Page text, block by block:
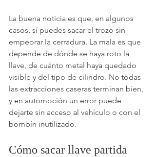
La buena noticia es que, en algunos
casos, sí puedes sacar el trozo sin
empeorar la cerradura. La mala es que
depende de dónde se haya roto la
llave, de cuánto metal haya quedado
visible y del tipo de cilindro. No todas
las extracciones caseras terminan bien,
y en automoción un error puede
dejarte sin acceso al vehículo o con el
bombín inutilizado.
Cómo sacar llave partida